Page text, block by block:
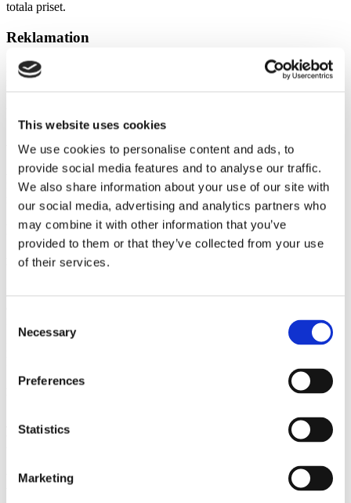
This website uses cookies
We use cookies to personalise content and ads, to
provide social media features and to analyse our traffic.
We also share information about your use of our site with
our social media, advertising and analytics partners who
may combine it with other information that you’ve
provided to them or that they’ve collected from your use
of their services.
Selection
Necessary
Preferences
Statistics
Marketing
totala priset.
Reklamation
Ni har tio dagar, efter genomförd flyttstädning, på er att göra en
reklamation. Om ni som kund själv åtgärdar fel innan
Avbokningsregler
Avbokning kan göras sju dagar innan städtillfället i annat fall sker
full debitering. Avbokningar måste ske på vardagar och ska
meddelas till kundtjänst via E-mail.
Frågor och svar om vår flyttstädning
Hur mycket kostar en flyttstädning i Malmö?
fönsterputsning eller djuprengöring av vitvaror, kan påverka priset.
För att få ett exakt prisförslag rekommenderar vi att du begär en
Ja, vi erbjuder alltid städgaranti. Om du mot förmodan inte skulle
vara nöjd eller om något skulle anmärkas vid besiktningen av
Vårt mål är att du ska känna dig trygg med vår tjänst och att din